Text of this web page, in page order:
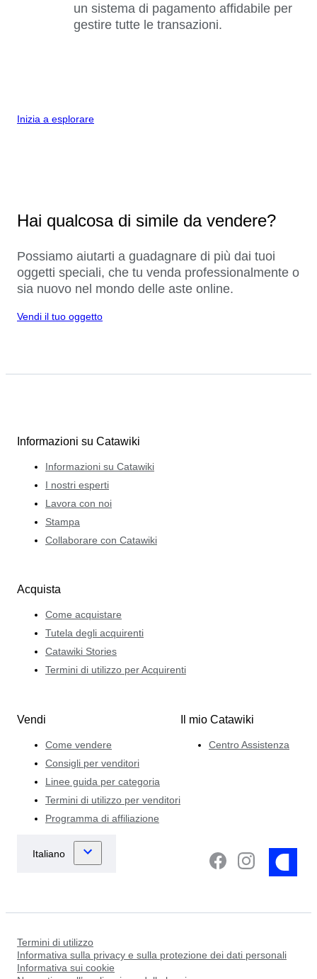
un sistema di pagamento affidabile per
gestire tutte le transazioni.
Inizia a esplorare
Hai qualcosa di simile da vendere?
Possiamo aiutarti a guadagnare di più dai tuoi
oggetti speciali, che tu venda professionalmente o
sia nuovo nel mondo delle aste online.
Vendi il tuo oggetto
Informazioni su Catawiki
Informazioni su Catawiki
I nostri esperti
Lavora con noi
Stampa
Collaborare con Catawiki
Acquista
Come acquistare
Tutela degli acquirenti
Catawiki Stories
Termini di utilizzo per Acquirenti
Vendi
Come vendere
Consigli per venditori
Linee guida per categoria
Termini di utilizzo per venditori
Programma di affiliazione
Il mio Catawiki
Centro Assistenza
Termini di utilizzo
Informativa sulla privacy e sulla protezione dei dati personali
Informativa sui cookie